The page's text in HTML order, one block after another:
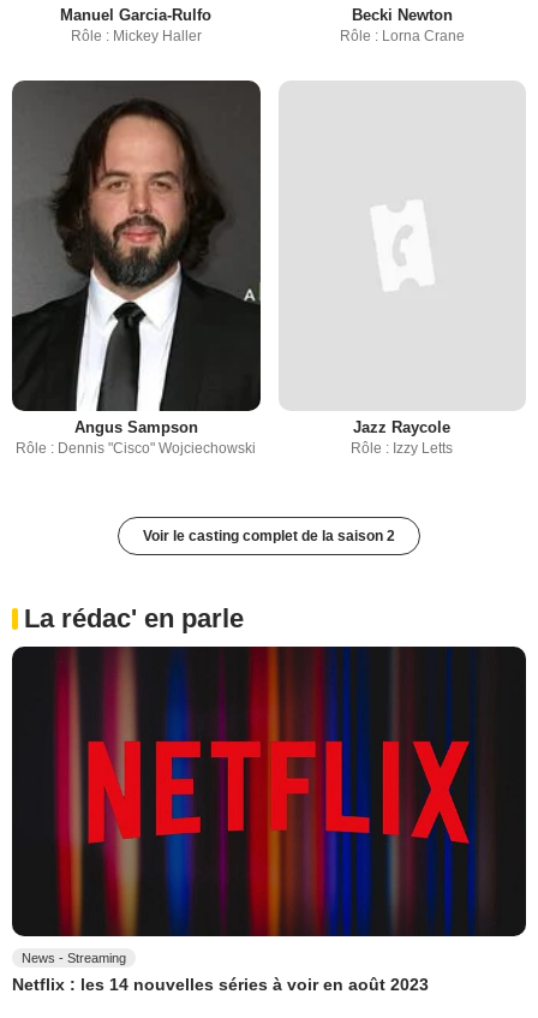
Manuel Garcia-Rulfo
Rôle : Mickey Haller
Becki Newton
Rôle : Lorna Crane
Angus Sampson
Rôle : Dennis "Cisco" Wojciechowski
Jazz Raycole
Rôle : Izzy Letts
Voir le casting complet de la saison 2
La rédac' en parle
News - Streaming
Netflix : les 14 nouvelles séries à voir en août 2023